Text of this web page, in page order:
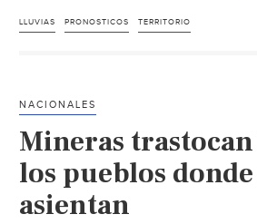
LLUVIAS PRONOSTICOS TERRITORIO
NACIONALES
Mineras
los pueblos donde
asientan